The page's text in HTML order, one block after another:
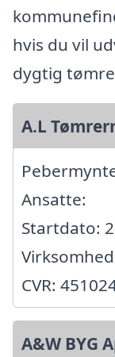
hvis du vil
dygtig
A.L
Ansatte:
Startdato:
CVR:
A&W BYG